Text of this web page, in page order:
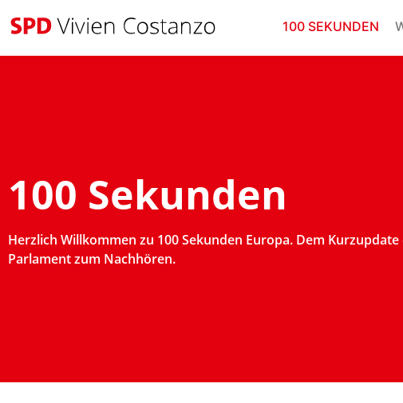
100 SEKUNDEN
100 Sekunden
Herzlich Willkommen zu 100 Sekunden Europa. Dem
Parlament zum Nachhören.